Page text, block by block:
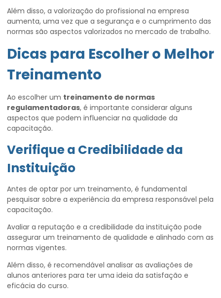
Além disso, a valorização do profissional na empresa
aumenta, uma vez que a segurança e o cumprimento das
normas são aspectos valorizados no mercado de trabalho.
Dicas para Escolher o Melhor
Treinamento
Ao escolher um treinamento de normas
regulamentadoras, é importante considerar alguns
aspectos que podem influenciar na qualidade da
capacitação.
Verifique a Credibilidade da
Instituição
Antes de optar por um treinamento, é fundamental
pesquisar sobre a experiência da empresa responsável pela
capacitação.
Avaliar a reputação e a credibilidade da instituição pode
assegurar um treinamento de qualidade e alinhado com as
normas vigentes.
Além disso, é recomendável analisar as avaliações de
alunos anteriores para ter uma ideia da satisfação e
eficácia do curso.